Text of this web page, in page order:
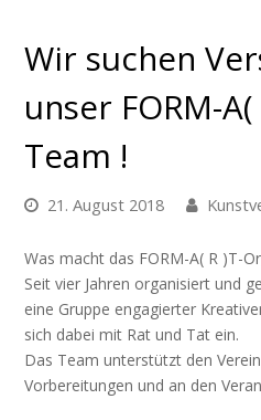
Wir suchen
unser FORM-
Team !
21. August 2018
Was macht das FORM-A( R )T-
Seit vier Jahren organisiert und
eine Gruppe engagierter
sich dabei mit Rat und Tat ein.
Das Team unterstützt den
Vorbereitungen und an den